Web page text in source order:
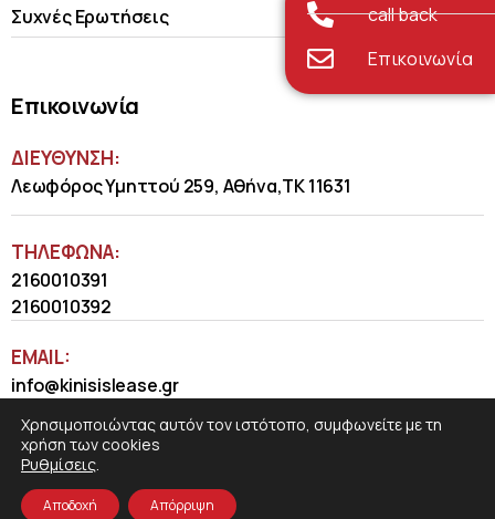
Συχνές Ερωτήσεις
Επικοινωνία
ΔΙΕΥΘΥΝΣΗ:
Λεωφόρος Υμηττού 259, Αθήνα,ΤΚ 11631
ΤΗΛΈΦΩΝΑ:
2160010391
2160010392
EMAIL:
info@kinisislease.gr
call back
Επικοινωνία
Χρησιμοποιώντας αυτόν τον ιστότοπο, συμφωνείτε με τη
χρήση των cookies
Ρυθμίσεις.
Αποδοχή Απόρριψη